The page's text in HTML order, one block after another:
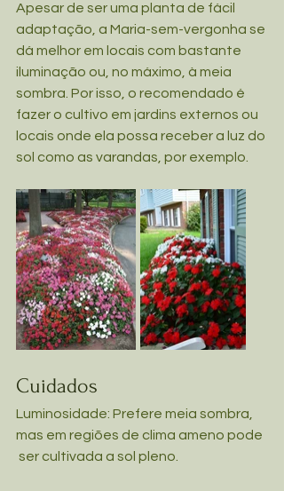
Apesar de ser uma planta de fácil
adaptação, a Maria-sem-vergonha se
dá melhor em locais com bastante
iluminação ou, no máximo, à meia
sombra. Por isso, o recomendado é
fazer o cultivo em jardins externos ou
locais onde ela possa receber a luz do
sol como as varandas, por exemplo.
Cuidados
Luminosidade: Prefere meia sombra,
mas em regiões de clima ameno pode
ser cultivada a sol pleno.